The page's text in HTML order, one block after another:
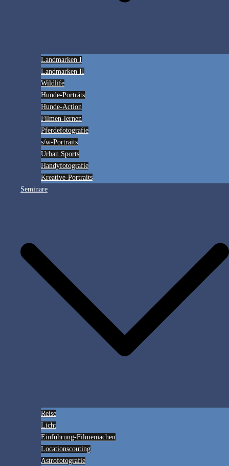
Landmarken I
Landmarken II
Wildlife
Hunde-Porträts
Hunde-Action
Filmen-lernen
Pferdefotografie
s/w-Portraits
Urban Sports
Handyfotografie
Kreative-Portraits
Seminare
Reise
Licht
Einführung-Filmemachen
Locationscouting
Astrofotografie